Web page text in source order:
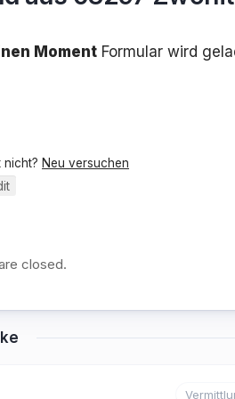
Moment Formular wird
nicht? Neu versuchen
closed.